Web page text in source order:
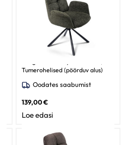
Tumerohelised (pöörduv alus)
Oodates saabumist
139,00€
Loe edasi